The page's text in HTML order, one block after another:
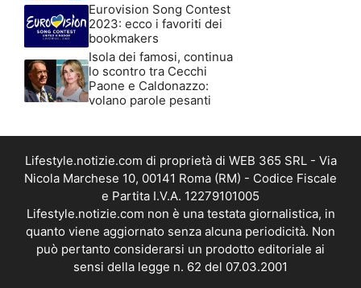
Eurovision Song Contest
2023: ecco i favoriti dei
bookmakers
Isola dei famosi, continua
lo scontro tra Cecchi
Paone e Caldonazzo:
volano parole pesanti
Lifestyle.notizie.com di proprietà di WEB 365 SRL - Via
Nicola Marchese 10, 00141 Roma (RM) - Codice Fiscale
e Partita I.V.A. 12279101005
Lifestyle.notizie.com non è una testata giornalistica, in
quanto viene aggiornato senza alcuna periodicità. Non
può pertanto considerarsi un prodotto editoriale ai
sensi della legge n. 62 del 07.03.2001